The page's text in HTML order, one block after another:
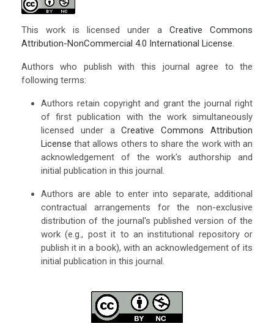
This work is licensed under aCreative Commons
Attribution-NonCommercial 4.0 International License.
Authors who publish with this journal agree to the
following terms:
Authors retain copyright and grant the journal right
of first publication with the work simultaneously
licensed under aCreative Commons Attribution
License that allows others to share the work with an
acknowledgement of the work's authorship and
initial publication in this journal.
Authors are able to enter into separate, additional
contractual arrangements for the non-exclusive
distribution of the journal's published version of the
work (e.g., post it to an institutional repository or
publish it in a book), with an acknowledgement of its
initial publication in this journal.